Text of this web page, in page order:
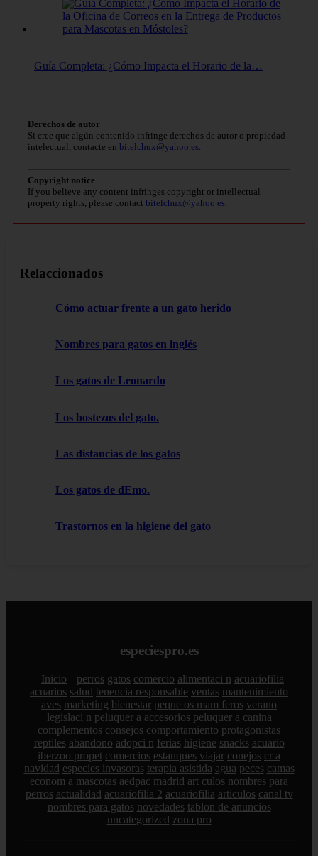
Guía Completa: ¿Cómo Impacta el Horario de la…
Derechos de autor
Si cree que algún contenido infringe derechos de autor o propiedad
intelectual, contacte en bitelchux@yahoo.es.
Copyright notice
If you believe any content infringes copyright or intellectual
property rights, please contact bitelchux@yahoo.es.
Relaccionados
Cómo actuar frente a un gato herido
Nombres para gatos en inglés
Los gatos de Leonardo
Los bostezos del gato.
Las distancias de los gatos
Los gatos de dEmo.
Trastornos en la higiene del gato
especiespro.es
Inicio perros gatos comercio alimentaci n acuariofilia
acuarios salud tenencia responsable ventas mantenimiento
aves marketing bienestar peque os mam feros verano
legislaci n peluquer a accesorios peluquer a canina
complementos consejos comportamiento protagonistas
reptiles abandono adopci n ferias higiene snacks acuario
iberzoo propet comercios estanques viajar conejos cr a
navidad especies invasoras terapia asistida agua peces camas
econom a mascotas aedpac madrid art culos nombres para
perros actualidad acuariofilia 2 acuariofilia articulos canal tv
nombres para gatos novedades tablon de anuncios
uncategorized zona pro